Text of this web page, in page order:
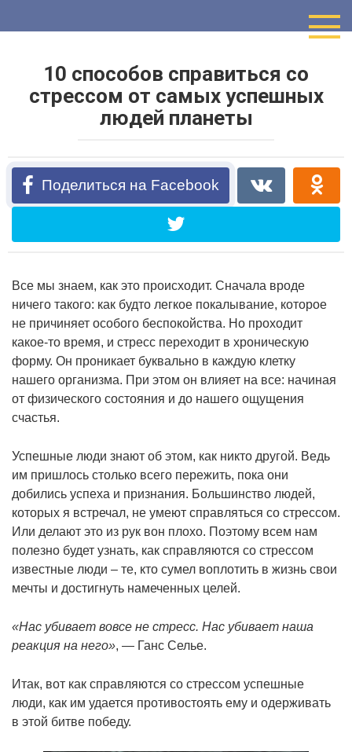
10 способов справиться со
стрессом от самых успешных
людей планеты
Поделиться на Facebook
Все мы знаем, как это происходит. Сначала вроде
ничего такого: как будто легкое покалывание, которое
не причиняет особого беспокойства. Но проходит
какое-то время, и стресс переходит в хроническую
форму. Он проникает буквально в каждую клетку
нашего организма. При этом он влияет на все: начиная
от физического состояния и до нашего ощущения
счастья.
Успешные люди знают об этом, как никто другой. Ведь
им пришлось столько всего пережить, пока они
добились успеха и признания. Большинство людей,
которых я встречал, не умеют справляться со стрессом.
Или делают это из рук вон плохо. Поэтому всем нам
полезно будет узнать, как справляются со стрессом
известные люди – те, кто сумел воплотить в жизнь свои
мечты и достигнуть намеченных целей.
«Нас убивает вовсе не стресс. Нас убивает наша
реакция на него», — Ганс Селье.
Итак, вот как справляются со стрессом успешные
люди, как им удается противостоять ему и одерживать
в этой битве победу.